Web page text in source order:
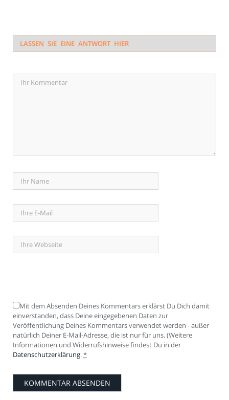
LASSEN SIE EINE ANTWORT HIER
Mit dem Absenden Deines Kommentars erklärst Du Dich damit
einverstanden, dass Deine eingegebenen Daten zur
Veröffentlichung Deines Kommentars verwendet werden - außer
natürlich Deiner E-Mail-Adresse, die ist nur für uns. (Weitere
Informationen und Widerrufshinweise findest Du in der
Datenschutzerklärung.*